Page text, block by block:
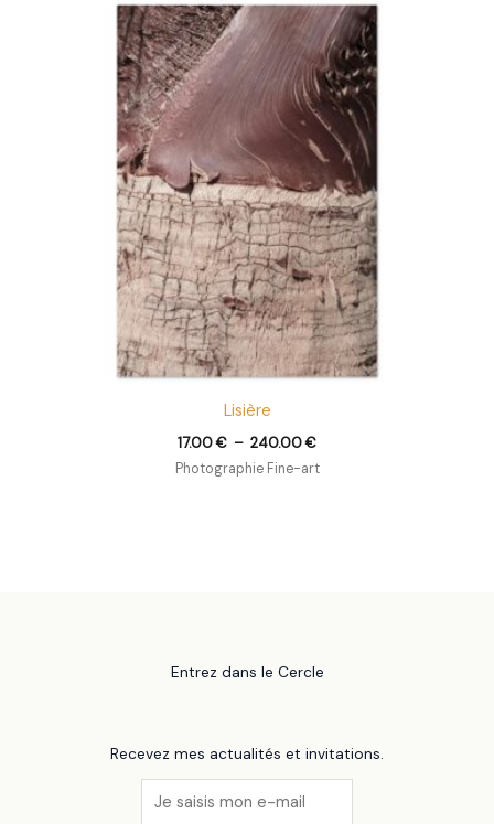
Lisière
17.00€ – 240.00€
Plage
de
prix :
17.00 €
à
240.00 €
Photographie Fine-art
Entrez dans le Cercle
Recevez mes actualités et invitations.